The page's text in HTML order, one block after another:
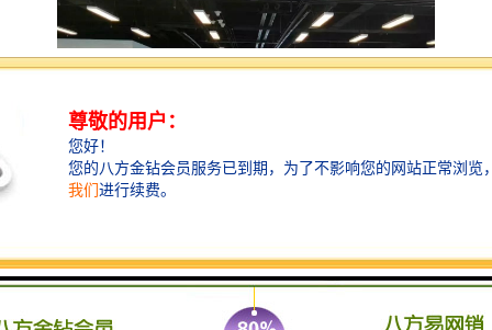
中国储能大厦位于深圳市南山区深圳科技园南区，总建
筑面积14万平方米，宗地号：T204-0134，用地面积：